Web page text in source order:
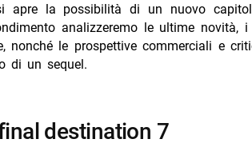
trama e cast
Marcuzzi: fake
matrimonio segreto
apre la possibilità di un nuovo
analizzeremo le ultime novità, i
nonché le prospettive commerciali e
di un sequel.
destination 7